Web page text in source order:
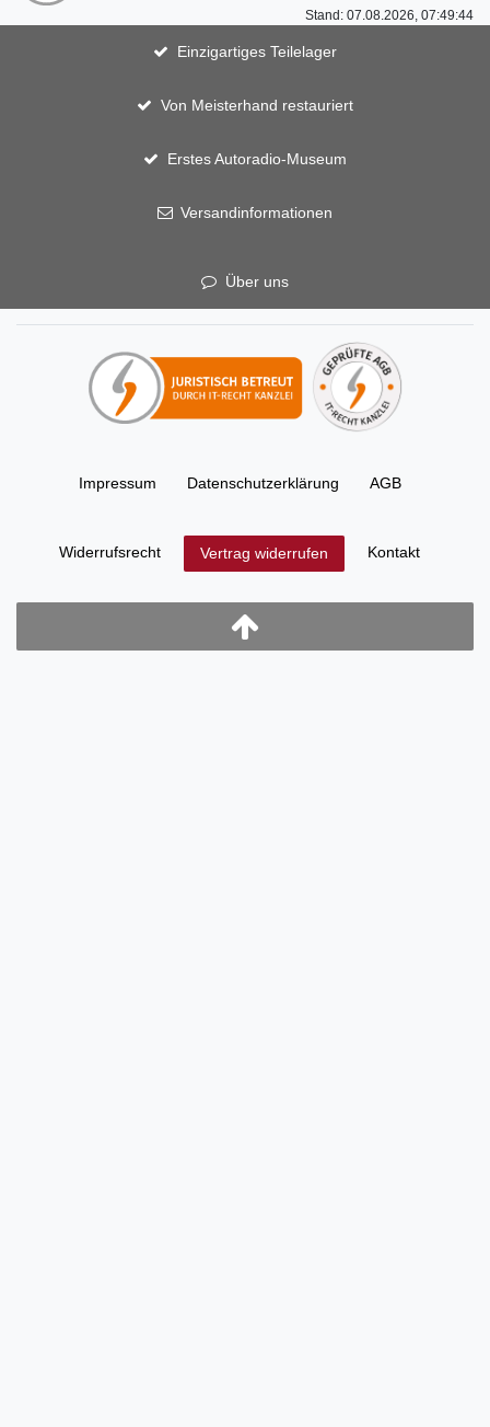
Stand: 07.08.2026, 07:49:44
Einzigartiges Teilelager
Von Meisterhand restauriert
Erstes Autoradio-Museum
Versandinformationen
Über uns
Impressum Daten­schutz­erklärung AGB
Widerrufs­recht Vertrag widerrufen Kontakt